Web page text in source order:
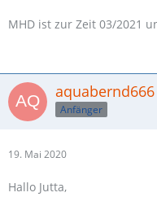
MHD ist zur Zeit 03/2021
aquabernd666
Anfänger
19. Mai 2020
Hallo Jutta,